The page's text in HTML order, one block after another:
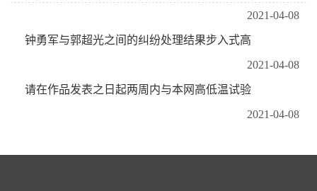
2021-04-08
钟勇军与郭超光之间的纠纷处理结果步入式高
2021-04-08
请在作品发表之日起两周内与本网高低温试验
2021-04-08